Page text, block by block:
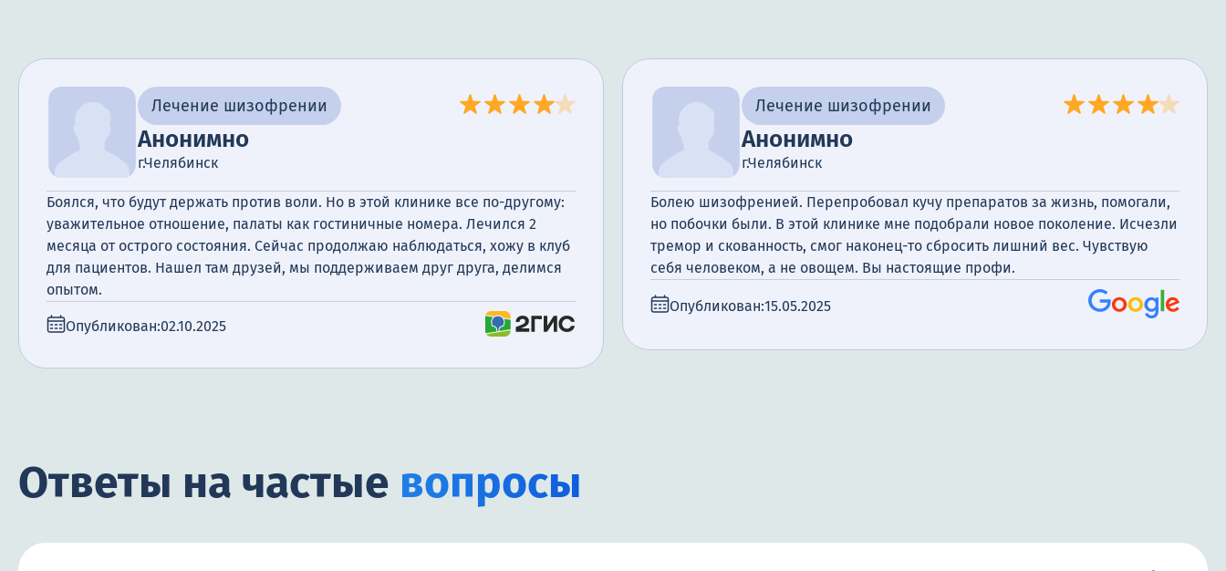
Лечение шизофрении
Анонимно
г.Челябинск
Боялся, что будут держать против воли. Но в этой клинике все по-другому:
уважительное отношение, палаты как гостиничные номера. Лечился 2
месяца от острого состояния. Сейчас продолжаю наблюдаться, хожу в клуб
для пациентов. Нашел там друзей, мы поддерживаем друг друга, делимся
опытом.
Опубликован:02.10.2025
Лечение шизофрении
Анонимно
г.Челябинск
Болею шизофренией. Перепробовал кучу препаратов за жизнь, помогали,
но побочки были. В этой клинике мне подобрали новое поколение. Исчезли
тремор и скованность, смог наконец-то сбросить лишний вес. Чувствую
себя человеком, а не овощем. Вы настоящие профи.
Опубликован:15.05.2025
Ответы на частые вопросы